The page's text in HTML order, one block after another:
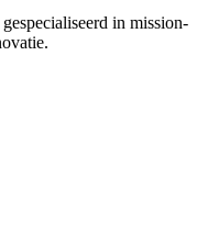
in mission-